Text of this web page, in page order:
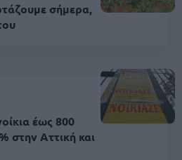
σήμερα,
έως 800
στην Αττική και